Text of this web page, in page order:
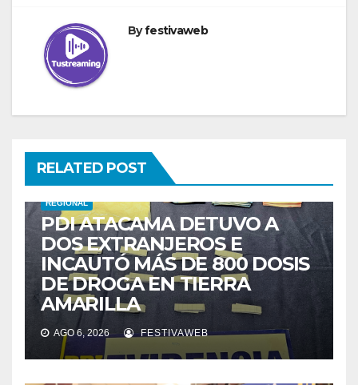
Byfestivaweb
RELATED POST
REGIONAL
PDI ATACAMA DETUVO A
DOS EXTRANJEROS E
INCAUTÓ MÁS DE 800 DOSIS
DE DROGA EN TIERRA
AMARILLA
AGO 6, 2026 FESTIVAWEB